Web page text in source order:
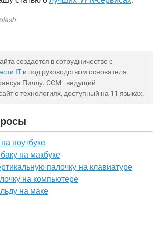
создается в сотрудничестве с
IT и под руководством основателя
Пиллу. CCM - ведущий
о технологиях, доступный на 11 языках.
ноутбуке
на макбуке
палочку на клавиатуре
на компьютере
на маке